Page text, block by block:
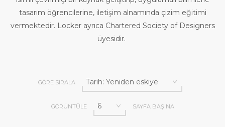
tasarım öğrencilerine, iletişim alnamında çizim eğitimi
vermektedir. Locker ayrıca Chartered Society of Designers
üyesidir.
GÖRE SIRALA
GÖRÜNTÜLE SAYFA BAŞINA